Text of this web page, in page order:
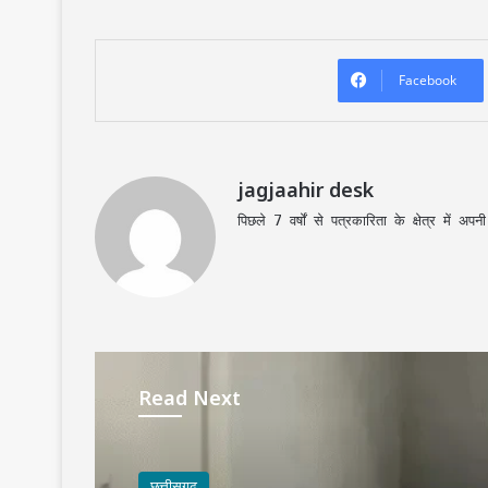
Facebook
jagjaahir desk
पिछले 7 वर्षों से पत्रकारिता के क्षेत्र में
Read Next